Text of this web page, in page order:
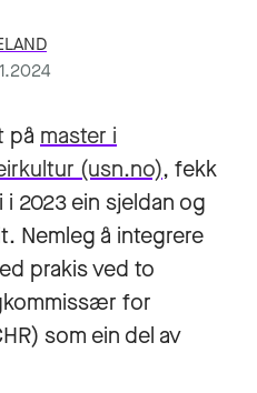
på master i
(usn.no), fekk
i 2023 ein sjeldan og
Nemleg å integrere
prakis ved to
for
som ein del av